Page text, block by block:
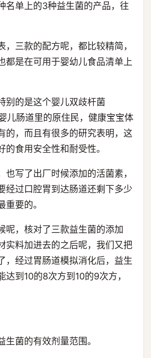
名单上的3种益生菌的产品，往
，三款的配方呢，都比较精简，
都是在可用于婴幼儿食品清单上
别的是这个婴儿双歧杆菌
儿肠道里的原住民，健康宝宝体
的，而且有很多的研究表明，这
的食用安全性和耐受性。
也写了出厂时候添加的活菌素，
经过口腔胃到达肠道还剩下多少
重要的。
呢，核对了三款益生菌的添加
实料加进去的之后呢，我们又把
，经过胃肠道模拟消化后，益生
达到10的8次方到10的9次方，
生菌的有效剂量范围。